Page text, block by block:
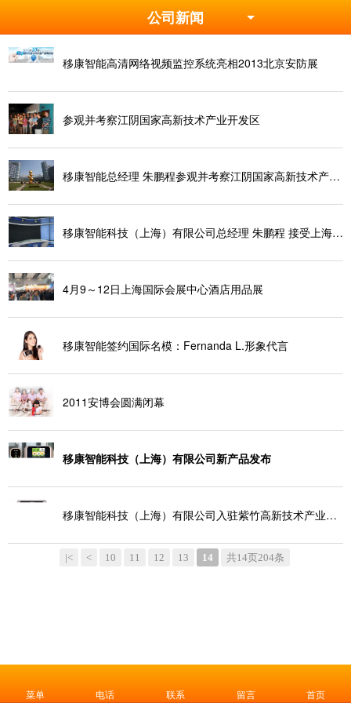
公司新闻
移康智能高清网络视频监控系统亮相2013北京安防展
参观并考察江阴国家高新技术产业开发区
移康智能总经理 朱鹏程参观并考察江阴国家高新技术产业
移康智能科技（上海）有限公司总经理 朱鹏程 接受上海闵
4月9～12日上海国际会展中心酒店用品展
移康智能签约国际名模：Fernanda L.形象代言
2011安博会圆满闭幕
移康智能科技（上海）有限公司新产品发布
移康智能科技（上海）有限公司入驻紫竹高新技术产业开发
|< < 10 11 12 13 14 共14页204条
菜单 电话 联系 留言 首页